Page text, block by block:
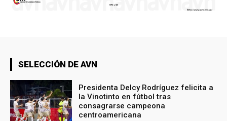
SELECCIÓN DE AVN
Presidenta Delcy Rodríguez felicita a
la Vinotinto en fútbol tras
consagrarse campeona
centroamericana